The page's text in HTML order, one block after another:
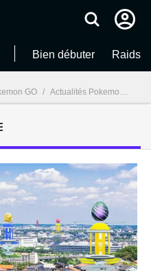
Bien débuter Raids
GO / Actualités Pokemon GO